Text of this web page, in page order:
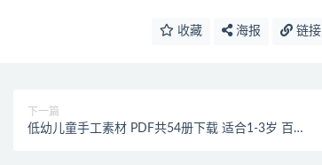
收藏 海报 链接
下一篇
低幼儿童手工素材 PDF共54册下载 适合1-3岁 百度